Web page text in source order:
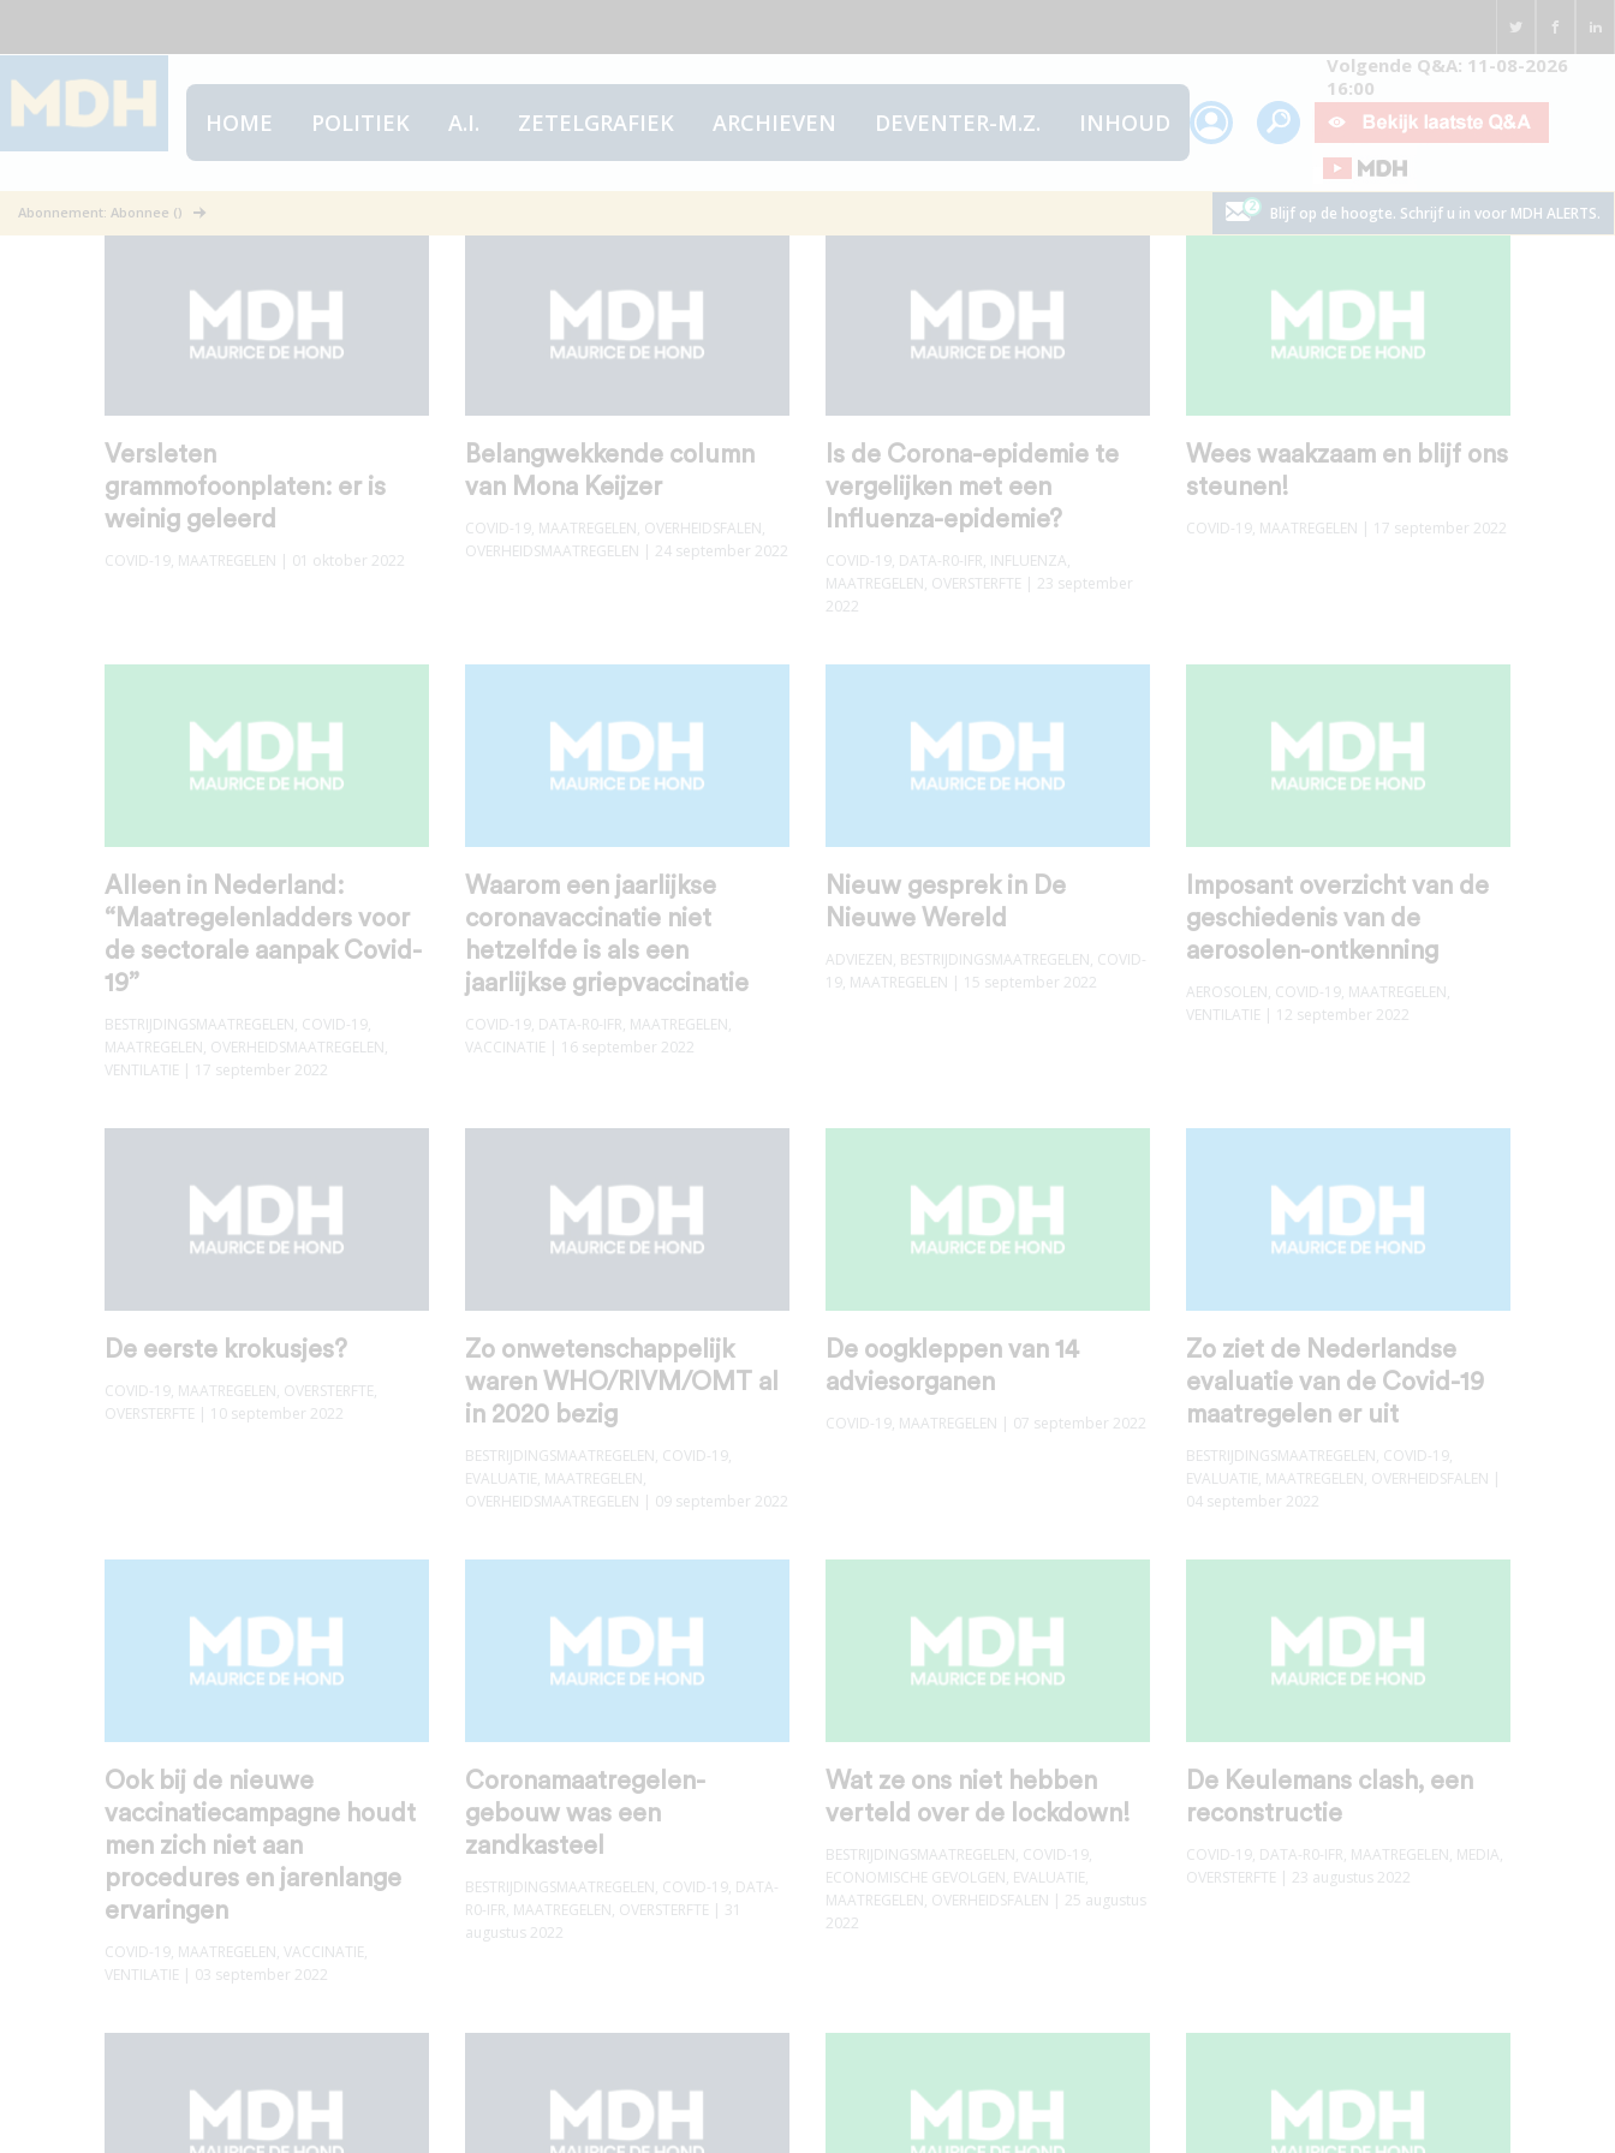
HOME POLITIEK A.I. ZETELGRAFIEK ARCHIEVEN DEVENTER-M.Z. INHOUD
Volgende Q&A: 11-08-2026
16:00
Abonnement: Abonnee () Blijf op de hoogte. Schrijf u in voor MDH ALERTS.
Maatregelen
Versleten
grammofoonplaten: er is
weinig geleerd
COVID-19, MAATREGELEN | 01 oktober 2022
Belangwekkende column
van Mona Keijzer
COVID-19, MAATREGELEN, OVERHEIDSFALEN,
OVERHEIDSMAATREGELEN | 24 september 2022
Is de Corona-epidemie te
vergelijken met een
Influenza-epidemie?
COVID-19, DATA-R0-IFR, INFLUENZA,
MAATREGELEN, OVERSTERFTE | 23 september
2022
Wees waakzaam en blijf ons
steunen!
COVID-19, MAATREGELEN | 17 september 2022
Alleen in Nederland:
“Maatregelenladders voor
de sectorale aanpak Covid-
19”
BESTRIJDINGSMAATREGELEN, COVID-19,
MAATREGELEN, OVERHEIDSMAATREGELEN,
VENTILATIE | 17 september 2022
Waarom een jaarlijkse
coronavaccinatie niet
hetzelfde is als een
jaarlijkse griepvaccinatie
COVID-19, DATA-R0-IFR, MAATREGELEN,
VACCINATIE | 16 september 2022
Nieuw gesprek in De
Nieuwe Wereld
ADVIEZEN, BESTRIJDINGSMAATREGELEN, COVID-
19, MAATREGELEN | 15 september 2022
Imposant overzicht van de
geschiedenis van de
aerosolen-ontkenning
AEROSOLEN, COVID-19, MAATREGELEN,
VENTILATIE | 12 september 2022
De eerste krokusjes?
COVID-19, MAATREGELEN, OVERSTERFTE,
OVERSTERFTE | 10 september 2022
Zo onwetenschappelijk
waren WHO/RIVM/OMT al
in 2020 bezig
BESTRIJDINGSMAATREGELEN, COVID-19,
EVALUATIE, MAATREGELEN,
OVERHEIDSMAATREGELEN | 09 september 2022
De oogkleppen van 14
adviesorganen
COVID-19, MAATREGELEN | 07 september 2022
Zo ziet de Nederlandse
evaluatie van de Covid-19
maatregelen er uit
BESTRIJDINGSMAATREGELEN, COVID-19,
EVALUATIE, MAATREGELEN, OVERHEIDSFALEN |
04 september 2022
Ook bij de nieuwe
vaccinatiecampagne houdt
men zich niet aan
procedures en jarenlange
ervaringen
COVID-19, MAATREGELEN, VACCINATIE,
VENTILATIE | 03 september 2022
Coronamaatregelen-
gebouw was een
zandkasteel
BESTRIJDINGSMAATREGELEN, COVID-19, DATA-
R0-IFR, MAATREGELEN, OVERSTERFTE | 31
augustus 2022
Wat ze ons niet hebben
verteld over de lockdown!
BESTRIJDINGSMAATREGELEN, COVID-19,
ECONOMISCHE GEVOLGEN, EVALUATIE,
MAATREGELEN, OVERHEIDSFALEN | 25 augustus
2022
De Keulemans clash, een
reconstructie
COVID-19, DATA-R0-IFR, MAATREGELEN, MEDIA,
OVERSTERFTE | 23 augustus 2022